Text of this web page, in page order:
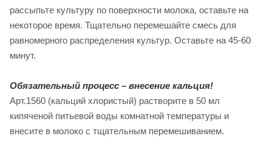
рассыпьте культуру по поверхности молока, оставьте на
некоторое время. Тщательно перемешайте смесь для
равномерного распределения культур. Оставьте на 45-60
минут.
Обязательный процесс – внесение кальция!
Арт.1560 (кальций хлористый) растворите в 50 мл
кипяченой питьевой воды комнатной температуры и
внесите в молоко с тщательным перемешиванием.